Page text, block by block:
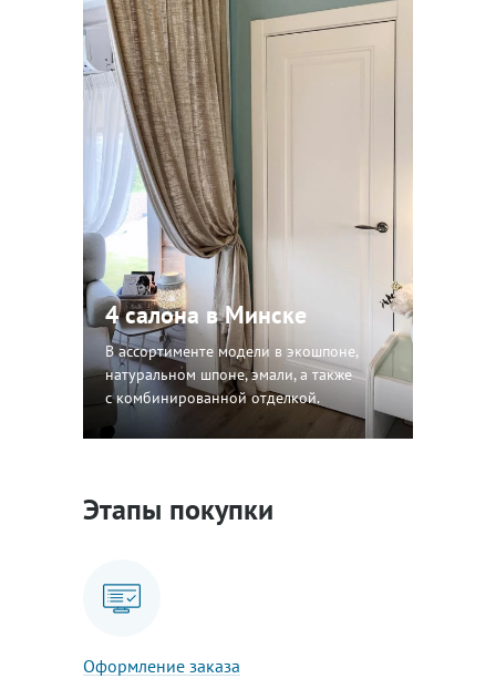
4 салона в Минске
В ассортименте модели в экошпоне,
натуральном шпоне, эмали, а также
с комбинированной отделкой.
Этапы покупки
Оформление заказа